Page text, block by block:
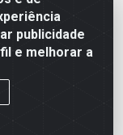
publicidade
e melhorar a
BR-
Jaboatão dos
0001-84